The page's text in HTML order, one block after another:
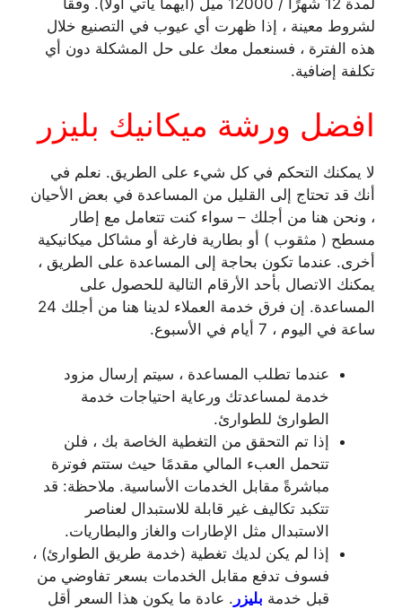
لمدة 12 شهرًا / 12000 ميل (أيهما يأتي أولاً). وفقًا
لشروط معينة ، إذا ظهرت أي عيوب في التصنيع خلال
هذه الفترة ، فسنعمل معك على حل المشكلة دون أي
تكلفة إضافية.
افضل ورشة ميكانيك بليزر
لا يمكنك التحكم في كل شيء على الطريق. نعلم في
أنك قد تحتاج إلى القليل من المساعدة في بعض الأحيان
، ونحن هنا من أجلك – سواء كنت تتعامل مع إطار
مسطح ( مثقوب ) أو بطارية فارغة أو مشاكل ميكانيكية
أخرى. عندما تكون بحاجة إلى المساعدة على الطريق ،
يمكنك الاتصال بأحد الأرقام التالية للحصول على
المساعدة. إن فرق خدمة العملاء لدينا هنا من أجلك 24
ساعة في اليوم ، 7 أيام في الأسبوع.
عندما تطلب المساعدة ، سيتم إرسال مزود
خدمة لمساعدتك ورعاية احتياجات خدمة
الطوارئ للطوارئ.
إذا تم التحقق من التغطية الخاصة بك ، فلن
تتحمل العبء المالي مقدمًا حيث ستتم فوترة
مباشرةً مقابل الخدمات الأساسية. ملاحظة: قد
تتكبد تكاليف غير قابلة للاستبدال لعناصر
الاستبدال مثل الإطارات والغاز والبطاريات.
إذا لم يكن لديك تغطية (خدمة طريق الطوارئ) ،
فسوف تدفع مقابل الخدمات بسعر تفاوضي من
قبل خدمة بليزر . عادة ما يكون هذا السعر أقل